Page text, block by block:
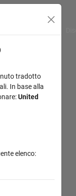
tradotto
In base alla
United
elenco: